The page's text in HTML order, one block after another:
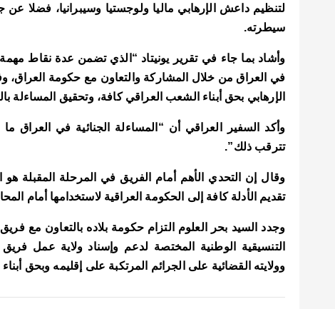
لتنظيم داعش الإرهابي ماليا ولوجستيا وسيبرانيا، فضلا عن
سيطرته.
وأشاد بما جاء في تقرير يونيتاد “الذي تضمن عدة نقاط
في العراق من خلال المشاركة والتعاون مع حكومة العراق،
الإرهابي بحق أبناء الشعب العراقي كافة، وتحقيق المساءلة
وأكد السفير العراقي أن “المساءلة الجنائية في العراق
تترقب ذلك”.
وقال إن التحدي الأهم أمام الفريق في المرحلة المقبلة
تقديم الأدلة كافة إلى الحكومة العراقية لاستخدامها أمام
وجدد السيد بحر العلوم
التزام حكومة بلاده بالتعاون مع
التنسيقية الوطنية المختصة لدعم وإسناد ولاية عمل فريق
وولايته القضائية على الجرائم المرتكبة على إقليمه وبحق